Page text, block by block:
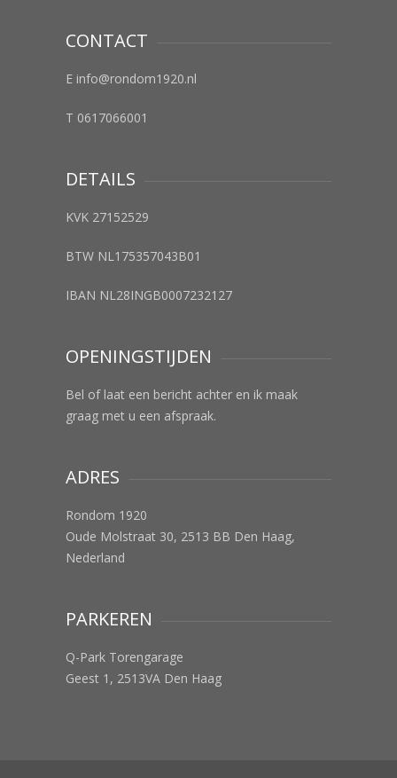
CONTACT
E info@rondom1920.nl
T 0617066001
DETAILS
KVK 27152529
BTW NL175357043B01
IBAN NL28INGB0007232127
OPENINGSTIJDEN
Bel of laat een bericht achter en ik maak
graag met u een afspraak.
ADRES
Rondom 1920
Oude Molstraat 30, 2513 BB Den Haag,
Nederland
PARKEREN
Q-Park Torengarage
Geest 1, 2513VA Den Haag